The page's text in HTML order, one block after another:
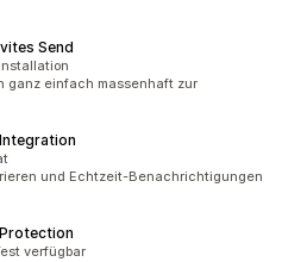
Send
ganz einfach massenhaft zur
und Echtzeit-Benachrichtigungen
verfügbar